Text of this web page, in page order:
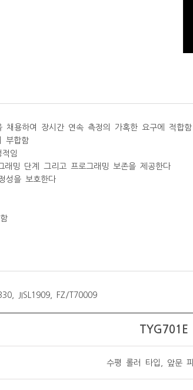
용하여 장시간 연속 측정의 가혹한 요구에 적합함
부합함
임
밍 단계 그리고 프로그래밍 보존을 제공한다
성을 보호한다
JISL1909, FZ/T70009
TYG701E
수평 롤러 타입, 앞문